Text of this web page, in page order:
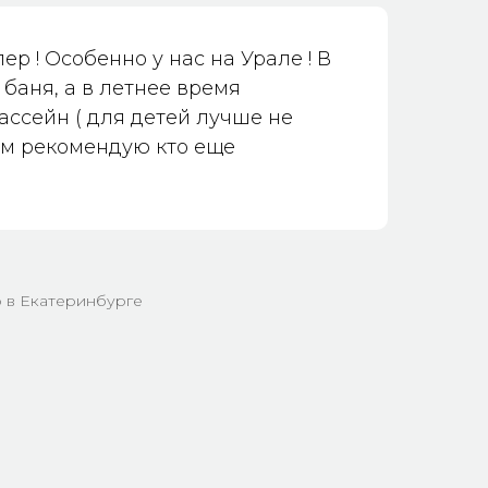
сомнений, что перед нами
то компания уж
с ним)))) забегая вперёд
изготовлению были
мажорныйх ситуаций.
при температуре от -15
жаркое лето, то бочка с
! Особенно у нас на Урале ! В
а в летнее время
( для детей лучше не
рекомендую кто еще
Екатеринбурге